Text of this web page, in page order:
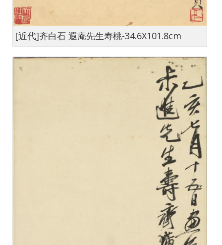
[近代]齐白石 遐庵先生寿桃-34.6X101.8cm